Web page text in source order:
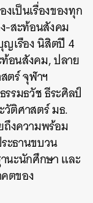
งเป็นเรื่องของทุก
-สะท้อนสังคม
เรือง นิสิตปี 4
อนสังคม, ปลาย
ตร์ จุฬาฯ
รมธวัช ธีระศิลป์
ติศาสตร์ มธ.
งความพร้อม
ะธานขบวน
นะนักศึกษา และ
ตของ